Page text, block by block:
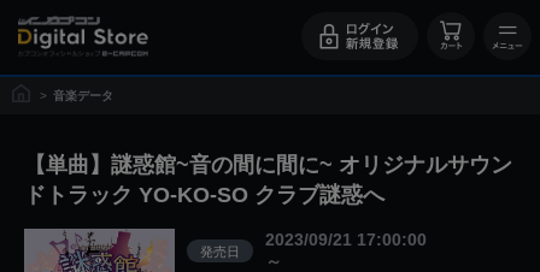
> 音楽データ
【単曲】謎惑館~音の間に間に~ オリジナルサウン
ドトラック YO-KO-SO クラブ謎惑へ
発売日
2023/09/21 17:00:00
～